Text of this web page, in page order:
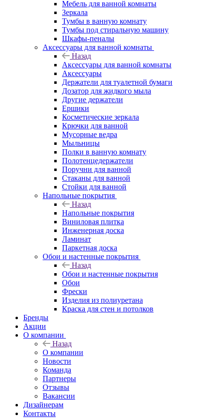
Мебель для ванной комнаты
Зеркала
Тумбы в ванную комнату
Тумбы под стиральную машину
Шкафы-пеналы
Аксессуары для ванной комнаты
Назад
Аксессуары для ванной комнаты
Аксессуары
Держатели для туалетной бумаги
Дозатор для жидкого мыла
Другие держатели
Ершики
Косметические зеркала
Крючки для ванной
Мусорные ведра
Мыльницы
Полки в ванную комнату
Полотенцедержатели
Поручни для ванной
Стаканы для ванной
Стойки для ванной
Напольные покрытия
Назад
Напольные покрытия
Виниловая плитка
Инженерная доска
Ламинат
Паркетная доска
Обои и настенные покрытия
Назад
Обои и настенные покрытия
Обои
Фрески
Изделия из полиуретана
Краска для стен и потолков
Бренды
Акции
О компании
Назад
О компании
Новости
Команда
Партнеры
Отзывы
Вакансии
Дизайнерам
Контакты